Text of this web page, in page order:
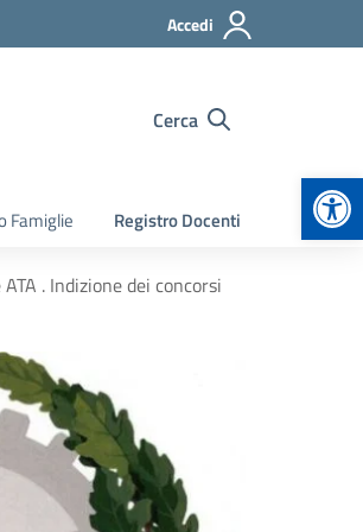
Accedi
Cerca
Famiglie Registro Docenti
. Indizione dei concorsi